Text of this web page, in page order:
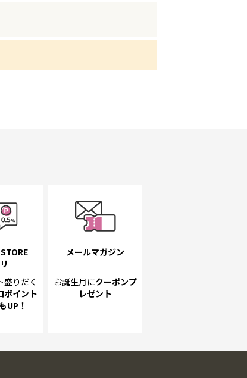
盛りだく
ポイント
UP！
メールマガジン
お誕生月にクーポンプ
レゼント